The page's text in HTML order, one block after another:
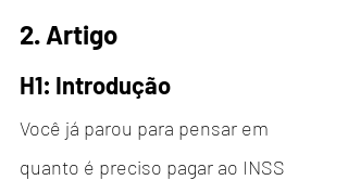
2. Artigo
H1: Introdução
Você já parou para pensar em
quanto é preciso pagar ao INSS